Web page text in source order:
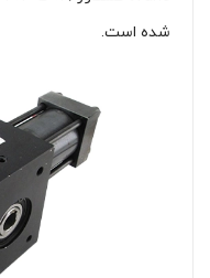
شده است.